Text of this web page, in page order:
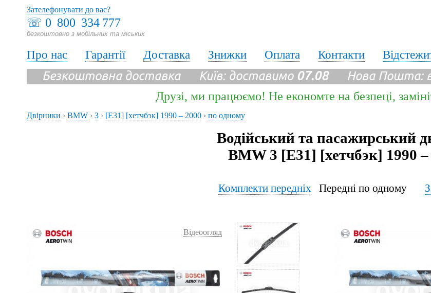
☏ 0 800 334 777
безкоштовно з мобільних та міських
Зателефонувати до вас?
Про нас Гарантії Доставка Знижки Оплата Контакти
Безкоштовна доставка Київ: доставимо 07.08Нова Пошта:
Друзі, ми працюємо! Не економте на безпеці,
Двірники › BMW › 3 › [E31] [хетчбэк] 1990 – 2000 › по одному
Водійський та пасажирський
BMW 3 [E31] [хетчбэк] 1990 –
Комплекти передніхПередні по одному
Відеоогляд